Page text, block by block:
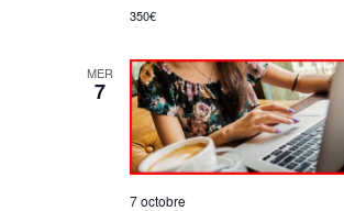
350€
MER
7
7 octobre